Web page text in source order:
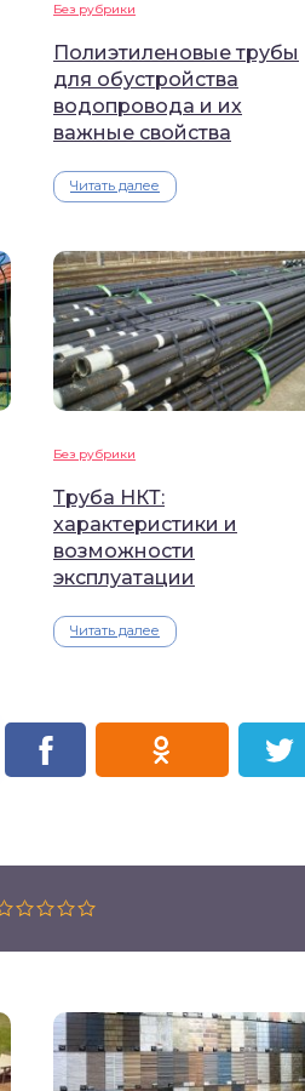
Без рубрики
Полиэтиленовые трубы
для обустройства
водопровода и их
важные свойства
Читать далее
Без рубрики
Труба НКТ:
характеристики и
возможности
эксплуатации
Читать далее